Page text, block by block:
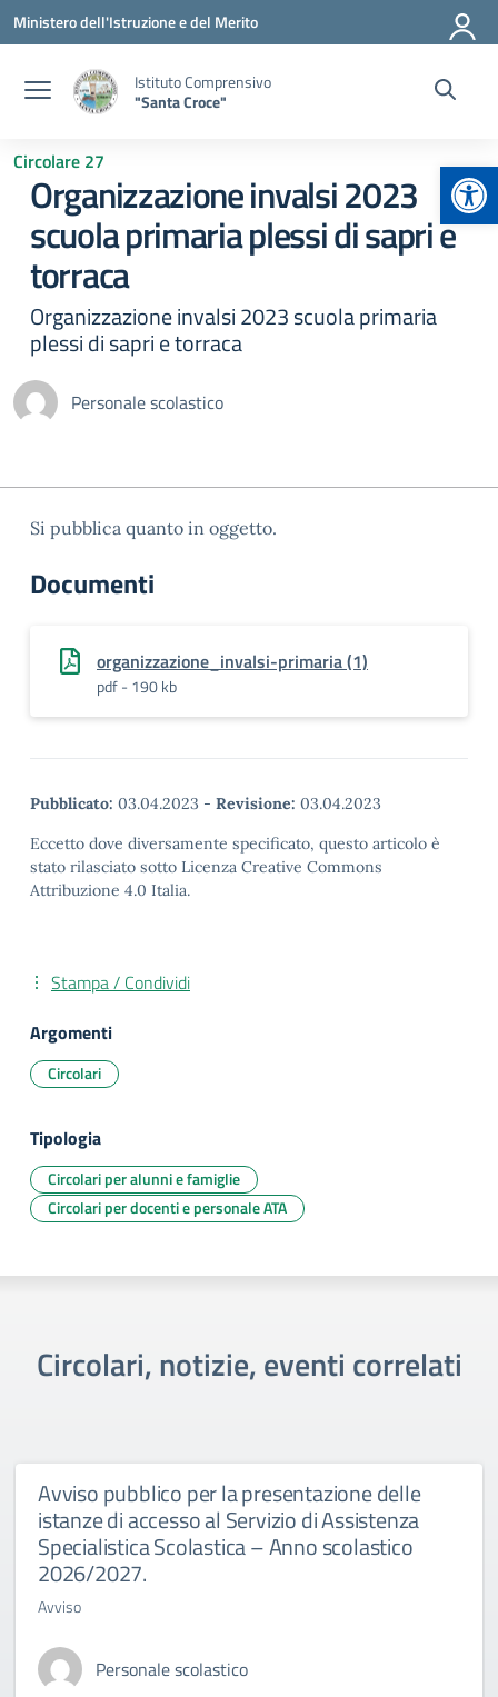
Vai ai contenuti
Vai al menu di navigazione
Vai al footer
Ministero dell'Istruzione e del Merito
Istituto Comprensivo
"Santa Croce"
Circolare 27
Organizzazione invalsi 2023
scuola primaria plessi di sapri e
torraca
Organizzazione invalsi 2023 scuola primaria
plessi di sapri e torraca
Personale scolastico
Si pubblica quanto in oggetto.
Documenti
organizzazione_invalsi-primaria (1)
pdf - 190 kb
Pubblicato: 03.04.2023 - Revisione: 03.04.2023
Eccetto dove diversamente specificato, questo articolo è
stato rilasciato sotto Licenza Creative Commons
Attribuzione 4.0 Italia.
Stampa / Condividi
Argomenti
Circolari
Tipologia
Circolari per alunni e famiglie
Circolari per docenti e personale ATA
Circolari, notizie, eventi correlati
Avviso pubblico per la presentazione delle
istanze di accesso al Servizio di Assistenza
Specialistica Scolastica – Anno scolastico
2026/2027.
Avviso
Personale scolastico